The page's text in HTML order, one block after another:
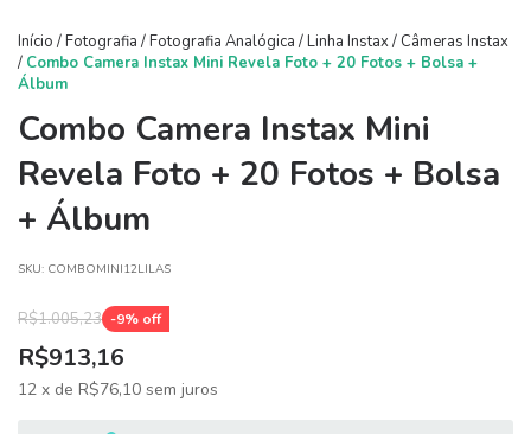
Início /Fotografia /Fotografia Analógica /Linha Instax/ Câmeras Instax
/ Combo Camera Instax Mini Revela Foto + 20 Fotos + Bolsa +
Álbum
Combo Camera Instax Mini
Revela Foto + 20 Fotos + Bolsa
+ Álbum
SKU: COMBOMINI12LILAS
R$1.005,23 -9% off
R$913,16
12 x de R$76,10 sem juros